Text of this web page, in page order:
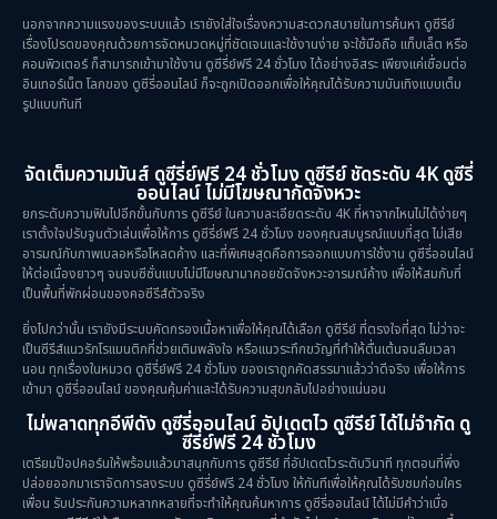
นอกจากความแรงของระบบแล้ว เรายังใส่ใจเรื่องความสะดวกสบายในการค้นหา ดูซีรีย์
เรื่องโปรดของคุณด้วยการจัดหมวดหมู่ที่ชัดเจนและใช้งานง่าย จะใช้มือถือ แท็บเล็ต หรือ
คอมพิวเตอร์ ก็สามารถเข้ามาใช้งาน ดูซีรี่ย์ฟรี 24 ชั่วโมง ได้อย่างอิสระ เพียงแค่เชื่อมต่อ
อินเทอร์เน็ต โลกของ ดูซีรี่ออนไลน์ ก็จะถูกเปิดออกเพื่อให้คุณได้รับความบันเทิงแบบเต็ม
รูปแบบทันที
จัดเต็มความมันส์ ดูซีรี่ย์ฟรี 24 ชั่วโมง ดูซีรีย์ ชัดระดับ 4K ดูซีรี่
ออนไลน์ ไม่มีโฆษณากัดจังหวะ
ยกระดับความฟินไปอีกขั้นกับการ ดูซีรีย์ ในความละเอียดระดับ 4K ที่หาจากไหนไม่ได้ง่ายๆ
เราตั้งใจปรับจูนตัวเล่นเพื่อให้การ ดูซีรี่ย์ฟรี 24 ชั่วโมง ของคุณสมบูรณ์แบบที่สุด ไม่เสีย
อารมณ์กับภาพเบลอหรือโหลดค้าง และที่พิเศษสุดคือการออกแบบการใช้งาน ดูซีรี่ออนไลน์
ให้ต่อเนื่องยาวๆ จนจบซีซั่นแบบไม่มีโฆษณามาคอยขัดจังหวะอารมณ์ค้าง เพื่อให้สมกับที่
เป็นพื้นที่พักผ่อนของคอซีรีส์ตัวจริง
ยิ่งไปกว่านั้น เรายังมีระบบคัดกรองเนื้อหาเพื่อให้คุณได้เลือก ดูซีรีย์ ที่ตรงใจที่สุด ไม่ว่าจะ
เป็นซีรีส์แนวรักโรแมนติกที่ช่วยเติมพลังใจ หรือแนวระทึกขวัญที่ทำให้ตื่นเต้นจนลืมเวลา
นอน ทุกเรื่องในหมวด ดูซีรี่ย์ฟรี 24 ชั่วโมง ของเราถูกคัดสรรมาแล้วว่าดีจริง เพื่อให้การ
เข้ามา ดูซีรี่ออนไลน์ ของคุณคุ้มค่าและได้รับความสุขกลับไปอย่างแน่นอน
ไม่พลาดทุกอีพีดัง ดูซีรี่ออนไลน์ อัปเดตไว ดูซีรีย์ ได้ไม่จำกัด ดู
ซีรี่ย์ฟรี 24 ชั่วโมง
เตรียมป๊อปคอร์นให้พร้อมแล้วมาสนุกกับการ ดูซีรีย์ ที่อัปเดตไวระดับวินาที ทุกตอนที่พึ่ง
ปล่อยออกมาเราจัดการลงระบบ ดูซีรี่ย์ฟรี 24 ชั่วโมง ให้ทันทีเพื่อให้คุณได้รับชมก่อนใคร
เพื่อน รับประกันความหลากหลายที่จะทำให้คุณค้นหาการ ดูซีรี่ออนไลน์ ได้ไม่มีคำว่าเบื่อ